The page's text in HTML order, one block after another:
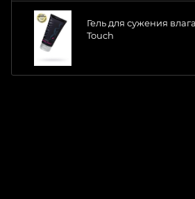
Гель для сужения
Touch